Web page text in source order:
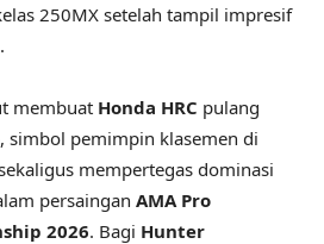
250MX setelah tampil impresif
Honda HRC pulang
, simbol pemimpin klasemen di
mempertegas dominasi
persaingan AMA Pro
2026. Bagi Hunter